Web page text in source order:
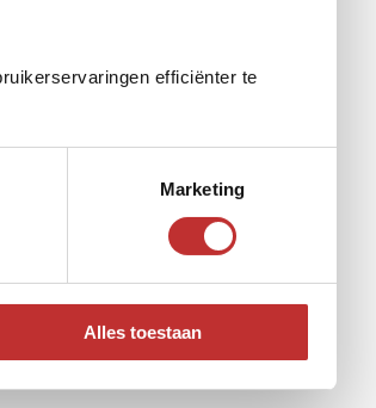
efficiënter te
Marketing
Alles toestaan